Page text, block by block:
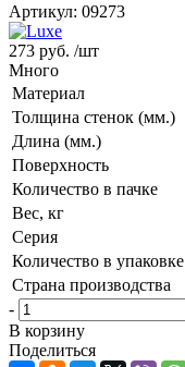
Артикул: 09273
273 руб. /шт
Много
Материал
Толщина стенок (мм.)
Длина (мм.)
Поверхность
Количество в пачке
Вес, кг
Серия
Количество в упаковке
Страна производства
-
В корзину
Поделиться